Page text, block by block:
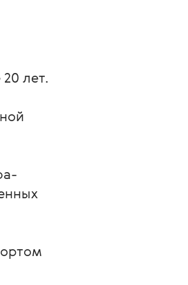
лет.